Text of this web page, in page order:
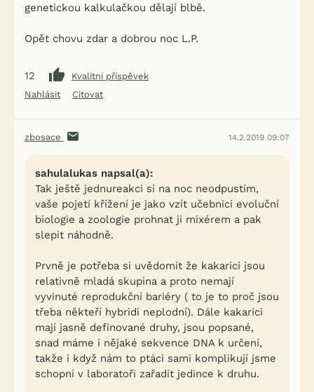
genetickou kalkulačkou dělají blbě.
Opět chovu zdar a dobrou noc L.P.
12
Kvalitní příspěvek
Nahlásit
Citovat
zbosace 14.2.2019 09:07
sahulalukas napsal(a):
Tak ještě jednureakci si na noc neodpustím,
vaše pojetí křížení je jako vzít učebnici evoluční
biologie a zoologie prohnat ji mixérem a pak
slepit náhodně.
Prvně je potřeba si uvědomit že kakarici jsou
relativně mladá skupina a proto nemají
vyvinuté reprodukční bariéry ( to je to proč jsou
třeba někteří hybridi neplodní). Dále kakarici
mají jasně definované druhy, jsou popsané,
snad máme i nějaké sekvence DNA k určení,
takže i když nám to ptáci sami komplikují jsme
schopni v laboratoři zařadit jedince k druhu.